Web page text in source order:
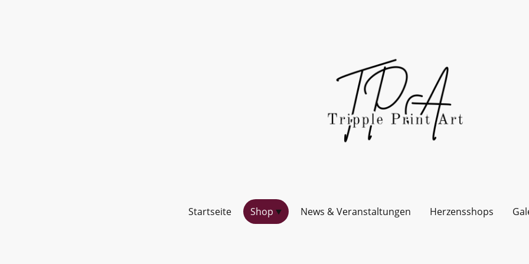
Startseite Shop News & Veranstaltungen Herzensshops